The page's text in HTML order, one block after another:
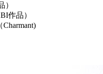
）
作品）